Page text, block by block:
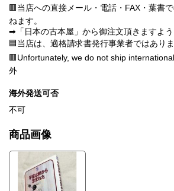
🟥当店への直接メール・電話・FAX・葉書
ねます。
➡「日本の古本屋」から御注文頂きますよう
🟦当店は、適格請求書発行事業者ではありま
🟥Unfortunately, we do not ship
外
海外発送可否
不可
商品画像